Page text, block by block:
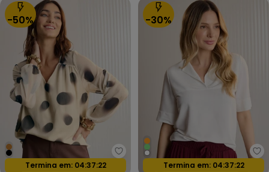
-50%
Lunender - Camisa
Oferta relâmpago
Termina em: 04:37:20
-30%
Oferta relâmpago
Termina em: 04:37:20